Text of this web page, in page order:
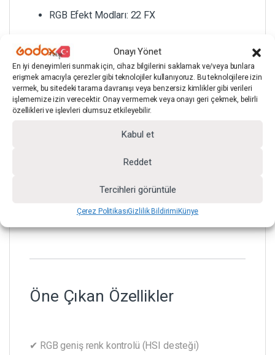
Onayı Yönet
En iyi deneyimleri sunmak için, cihaz bilgilerini saklamak ve/veya bunlara
erişmek amacıyla çerezler gibi teknolojiler kullanıyoruz. Bu teknolojilere izin
vermek, bu sitedeki tarama davranışı veya benzersiz kimlikler gibi verileri
işlememize izin verecektir. Onay vermemek veya onayı geri çekmek, belirli
özellikleri ve işlevleri olumsuz etkileyebilir.
Kabul et
Reddet
Tercihleri görüntüle
Çerez PolitikasıGizlilik BildirimiKünye
RGB Efekt Modları: 22 FX
CCT Efekt Modları: 10 FX
CRI: 96Ra
Güç Girişi: AC 200-240V / 50-60Hz
Ağırlık: ~2.38 kg
Öne Çıkan Özellikler
✔ RGB geniş renk kontrolü (HSI desteği)